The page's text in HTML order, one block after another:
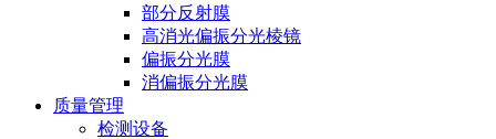
部分反射膜
高消光偏振分光棱镜
偏振分光膜
消偏振分光膜
质量管理
检测设备